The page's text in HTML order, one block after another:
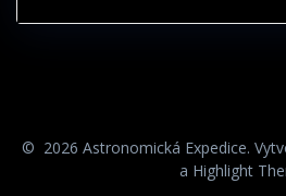
© 2026 Astronomická Expedice.
a Highlight